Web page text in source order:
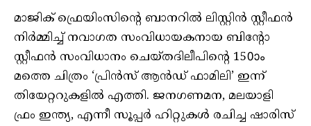
മാജിക് ഫ്രെയിംസിന്റെ ബാനറിൽ ലിസ്റ്റിൻ സ്റ്റീഫൻ
നിർമ്മിച്ച് നവാഗത സംവിധായകനായ ബിന്റോ
സ്റ്റീഫൻ സംവിധാനം ചെയ്തദിലീപിന്റെ 150ാം
മത്തെ ചിത്രം ‘പ്രിൻസ് ആൻഡ് ഫാമിലി’ ഇന്ന്
തിയേറ്ററുകളിൽ എത്തി. ജനഗണമന, മലയാളി
ഫ്രം ഇന്ത്യ, എന്നീ സൂപ്പർ ഹിറ്റുകൾ രചിച്ച ഷാരിസ്